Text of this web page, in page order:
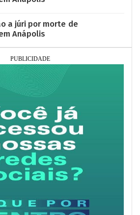
a júri por morte de
Anápolis